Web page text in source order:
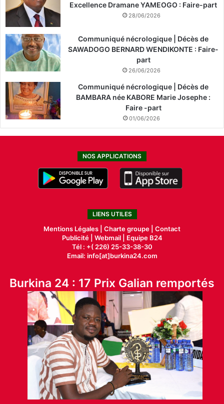
Excellence Dramane YAMEOGO : Faire-part
28/06/2026
Communiqué nécrologique | Décès de
SAWADOGO BERNARD WENDIKONTE : Faire-
part
26/06/2026
Communiqué nécrologique | Décès de
BAMBARA née KABORE Marie Josephe :
Faire -part
01/06/2026
NOS APPLICATIONS
LIENS UTILES
Mentions Légales | Charte groupe | Contact
Publicité| Webmail |
Equipe B24
Tél : +( 226) 25-33-38-30
Email: info[at]burkina24.com
Burkina 24 : 17 Prix Galian remportés